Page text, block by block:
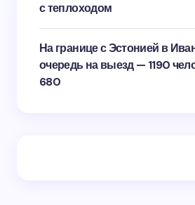
с теплоходом
На границе с Эстонией в
очередь на выезд — 1190
680